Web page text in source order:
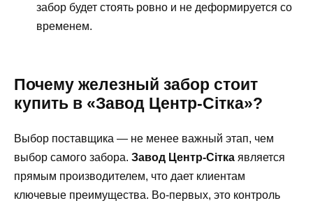
забор будет стоять ровно и не деформируется со
временем.
Почему железный забор стоит
купить в «Завод Центр-Сітка»?
Выбор поставщика — не менее важный этап, чем
выбор самого забора. Завод Центр-Сітка является
прямым производителем, что дает клиентам
ключевые преимущества. Во-первых, это контроль